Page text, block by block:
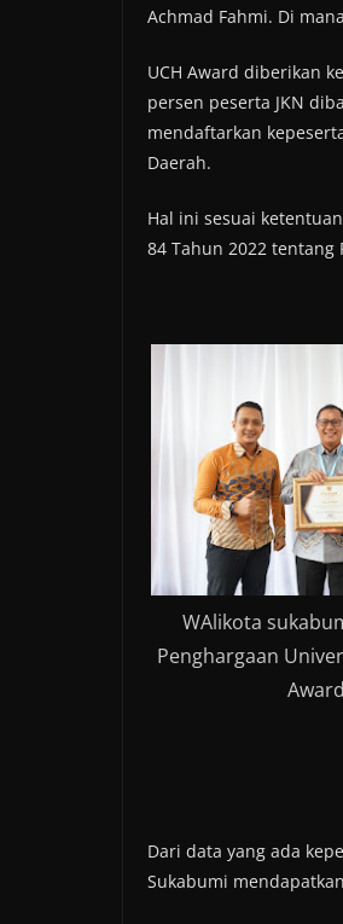
Achmad Fahmi. Di
UCH Award diberikan
persen peserta JKN
mendaftarkan
Daerah.
Hal ini sesuai
84 Tahun 2022 tentang
WAlikota
Penghargaan
Dari data yang ada
Sukabumi